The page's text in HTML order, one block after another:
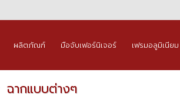
ผลิตภัณฑ์ มือจับเฟอร์นิเจอร์ เฟรมอลูมิเนียม
ฉากแบบต่างๆ